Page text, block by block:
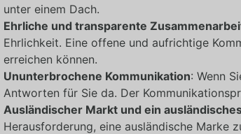
unter einem Dach.
Ehrliche und transparente
Ehrlichkeit. Eine offene und aufrichtige
erreichen können.
Ununterbrochene Kommunikation: Wenn
Antworten für Sie da. Der
Ausländischer Markt und ein
Herausforderung, eine ausländische Marke